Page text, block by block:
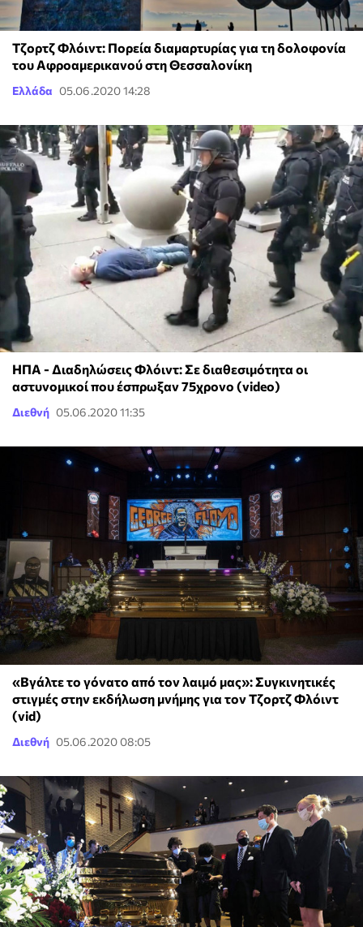
Τζορτζ Φλόιντ: Πορεία διαμαρτυρίας για τη δολοφονία
του Aφροαμερικανού στη Θεσσαλονίκη
Ελλάδα 05.06.2020 14:28
ΗΠΑ - Διαδηλώσεις Φλόιντ: Σε διαθεσιμότητα οι
αστυνομικοί που έσπρωξαν 75χρονο (video)
Διεθνή 05.06.2020 11:35
«Βγάλτε το γόνατο από τον λαιμό μας»: Συγκινητικές
στιγμές στην εκδήλωση μνήμης για τον Τζορτζ Φλόιντ
(vid)
Διεθνή 05.06.2020 08:05